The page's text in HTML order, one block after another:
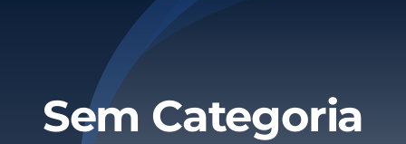
Sem Categoria